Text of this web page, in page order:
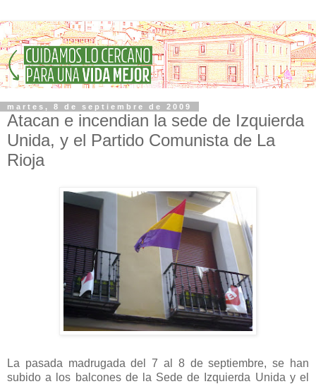
martes, 8 de septiembre de 2009
Atacan e incendian la sede de Izquierda
Unida, y el Partido Comunista de La
Rioja
La pasada madrugada del 7 al 8 de septiembre, se han
subido a los balcones de la Sede de Izquierda Unida y el